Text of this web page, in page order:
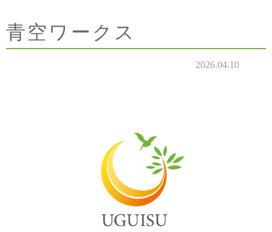
青空ワークス
2026.04.10